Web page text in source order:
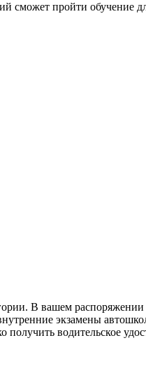
сможет пройти обучение
В вашем
экзамены
водительское